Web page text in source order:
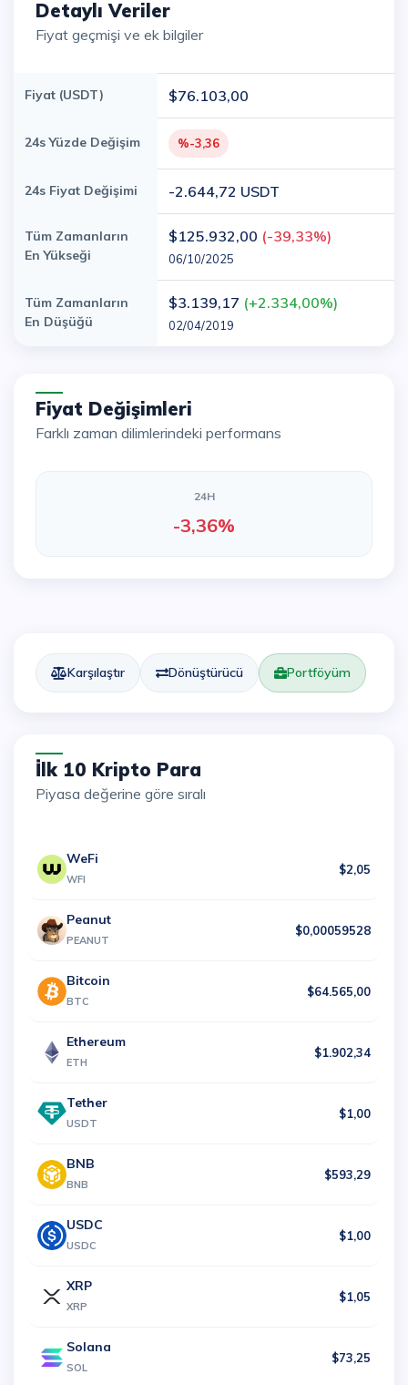
Detaylı Veriler
Fiyat geçmişi ve ek bilgiler
Fiyat (USDT) $76.103,00
24s Yüzde Değişim %-3,36
24s Fiyat Değişimi -2.644,72 USDT
Tüm Zamanların
En Yükseği
$125.932,00 (-39,33%)
06/10/2025
Tüm Zamanların
En Düşüğü
$3.139,17 (+2.334,00%)
02/04/2019
Fiyat Değişimleri
Farklı zaman dilimlerindeki performans
24H
-3,36%
Karşılaştır Dönüştürücü Portföyüm
İlk 10 Kripto Para
Piyasa değerine göre sıralı
WeFi
WFI
$2,05
Peanut
PEANUT
$0,00059528
Bitcoin
BTC
$64.565,00
Ethereum
ETH
$1.902,34
Tether
USDT
$1,00
BNB
BNB
$593,29
USDC
USDC
$1,00
XRP
XRP
$1,05
Solana
SOL
$73,25